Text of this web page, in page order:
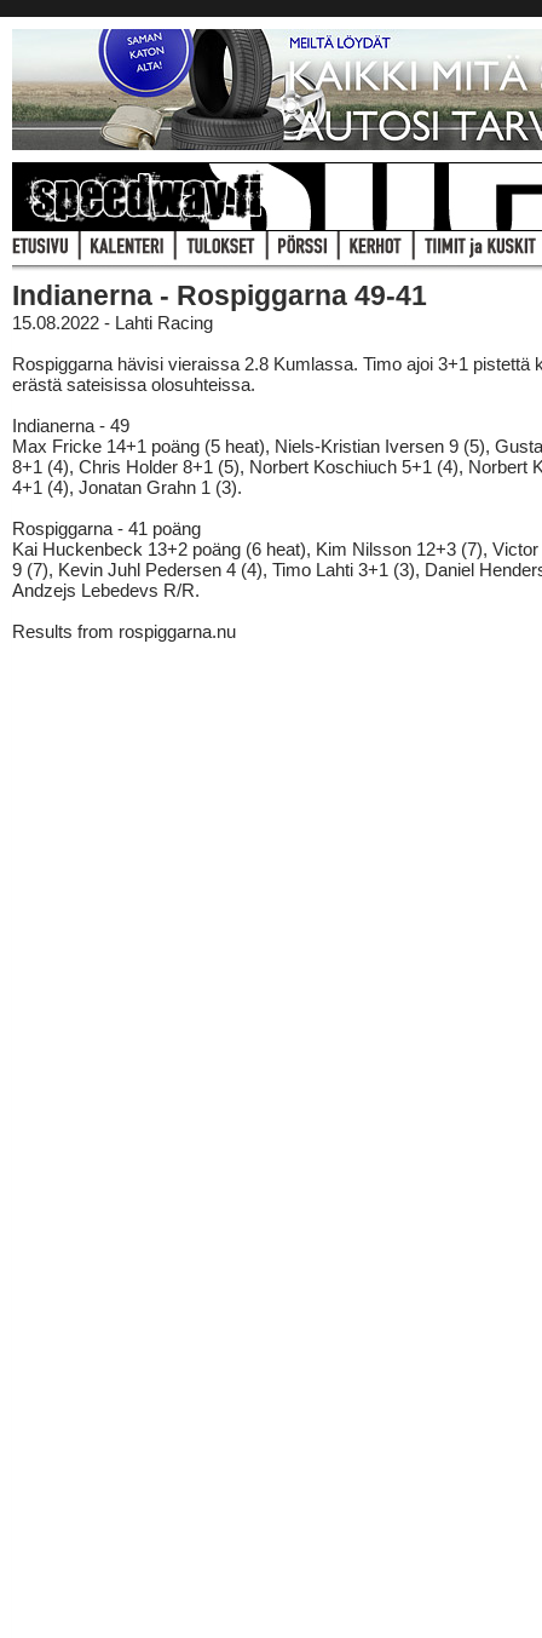
Indianerna - Rospiggarna 49-41
15.08.2022 - Lahti Racing
Rospiggarna hävisi vieraissa 2.8 Kumlassa. Timo ajoi 3+1 pistettä
erästä sateisissa olosuhteissa.
Indianerna - 49
Max Fricke 14+1 poäng (5 heat), Niels-Kristian Iversen 9 (5),
8+1 (4), Chris Holder 8+1 (5), Norbert Koschiuch 5+1 (4), Norbert
4+1 (4), Jonatan Grahn 1 (3).
Rospiggarna - 41 poäng
Kai Huckenbeck 13+2 poäng (6 heat), Kim Nilsson 12+3 (7),
9 (7), Kevin Juhl Pedersen 4 (4), Timo Lahti 3+1 (3), Daniel
Andzejs Lebedevs R/R.
Results from rospiggarna.nu